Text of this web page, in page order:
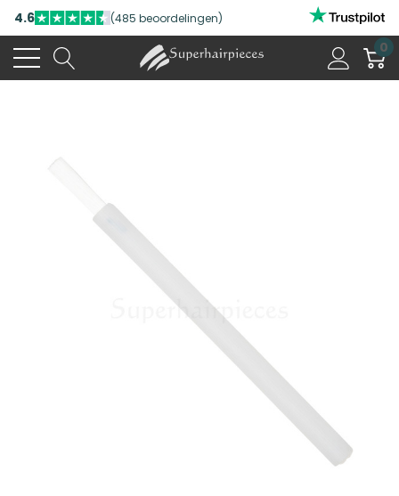
4.6 (485 beoordelingen)
0